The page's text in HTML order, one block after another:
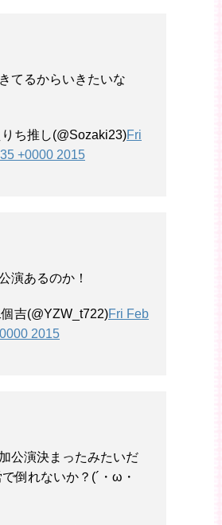
てるからいきたいな
ち推し(@Sozaki23)Fri
+0000 2015
演あるのか！
吉(@YZW_t722)Fri Feb
2015
公演決まったみたいだ
倒れないか？(´・ω・